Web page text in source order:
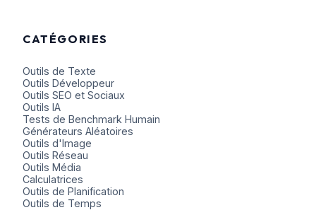
CATÉGORIES
Outils de Texte
Outils Développeur
Outils SEO et Sociaux
Outils IA
Tests de Benchmark Humain
Générateurs Aléatoires
Outils d'Image
Outils Réseau
Outils Média
Calculatrices
Outils de Planification
Outils de Temps